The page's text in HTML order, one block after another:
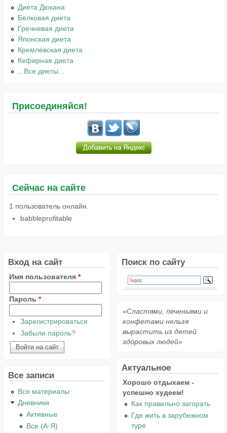
Диета Дюкана
Белковая диета
Гречневая диета
Японская диета
Кремлёвская диета
Кефирная диета
...Все диеты...
Присоединяйся!
Сейчас на сайте
1 пользователь онлайн.
babbleprofitable
Вход на сайт
Имя пользователя *
Пароль *
Зарегистрироваться
Забыли пароль?
Все записи
Все материалы
Дневники
Активные
Все (А-Я)
Поиск по сайту
«Сластями, печеньями и
конфетами нельзя
вырастить из детей
здоровых людей»
Актуальное
Хорошо отдыхаем -
успешно худеем!
Как правильно загорать
Где жить в зарубежном
туре